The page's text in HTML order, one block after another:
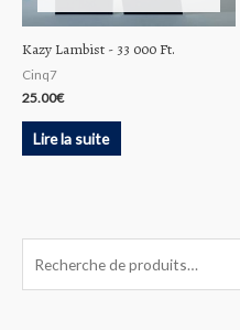
Kazy Lambist ‎- 33 000 Ft.
Cinq7
25.00€
Lire la suite